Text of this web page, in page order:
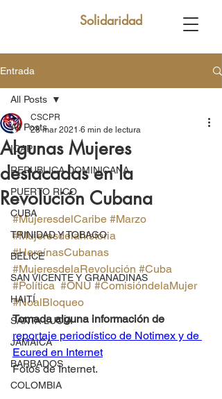
Solidaridad
Entrada
All Posts
ICAP
REPUBLICA DOMINICANA
PUERTO RICO
CUBA
TRINIDAD Y TOBAGO
BELICE
SAN VICENTE Y GRANADINAS
HAITÍ
SANTA LUCÍA
JAMAICA
BARBADOS
COLOMBIA
All Posts
Algunas Mujeres
destacadas en la
Revolución Cubana
CSCPR
28 mar 2021 6 min de lectura
#MujeresdelCaribe #Marzo
#Mujeresdelahistoria
#HeroínasCubanas
#MujeresdelaRevolución #Cuba
#Política #ONU #ComisióndelaMujer
#NoalBloqueo
Tomada alguna información de
reportaje periodístico de Notimex y de
Ecured en Internet
Fotos de Internet.